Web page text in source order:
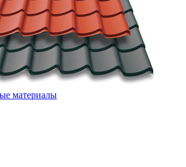
материалы